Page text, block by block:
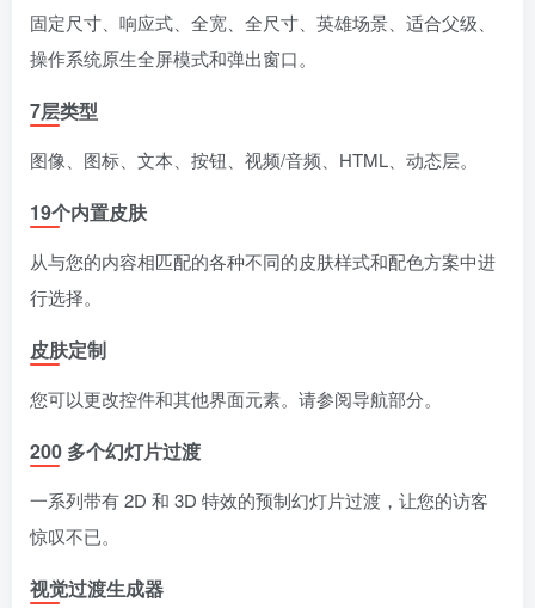
固定尺寸、响应式、全宽、全尺寸、英雄场景、适合父级、
操作系统原生全屏模式和弹出窗口。
7层类型
图像、图标、文本、按钮、视频/音频、HTML、动态层。
19个内置皮肤
从与您的内容相匹配的各种不同的皮肤样式和配色方案中进
行选择。
皮肤定制
您可以更改控件和其他界面元素。请参阅导航部分。
200 多个幻灯片过渡
一系列带有 2D 和 3D 特效的预制幻灯片过渡，让您的访客
惊叹不已。
视觉过渡生成器